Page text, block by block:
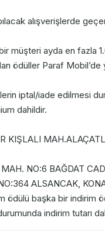
alışverişlerde
müşteri ayda en fazla
ödüller Paraf
iptal/iade edilmesi
dahildir.
KIŞLALI
NO:6 BAĞDAT
ALSANCAK,
ödülü başka bir indirim
indirim tutarı